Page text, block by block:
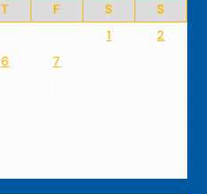
T F S
S
1
2
6 7